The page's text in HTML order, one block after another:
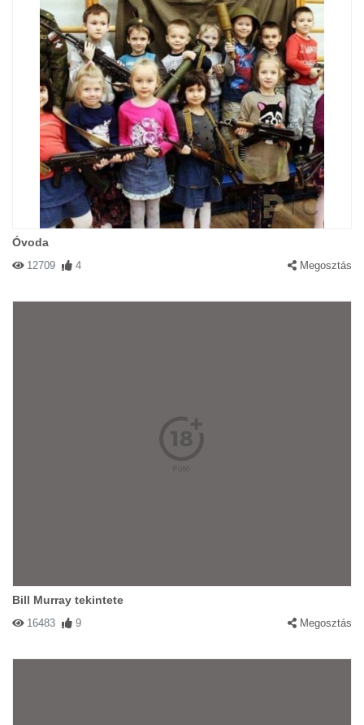
Óvoda
12709 4 Megosztás
Bill Murray tekintete
16483 9 Megosztás